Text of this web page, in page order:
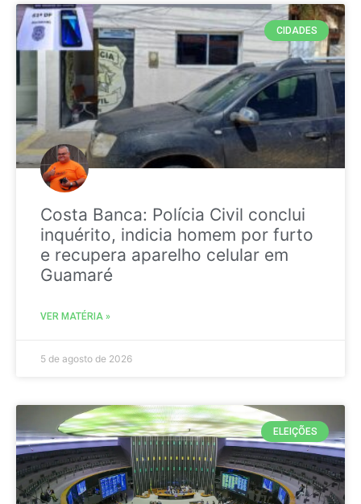
CIDADES
Costa Banca: Polícia Civil conclui
inquérito, indicia homem por furto
e recupera aparelho celular em
Guamaré
VER MATÉRIA »
5 de agosto de 2026
ELEIÇÕES